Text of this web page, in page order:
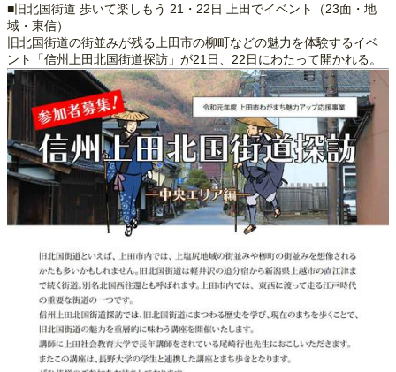
■旧北国街道 歩いて楽しもう 21・22日 上田でイベント（23面・地
域・東信）
旧北国街道の街並みが残る上田市の柳町などの魅力を体験するイベ
ント「信州上田北国街道探訪」が21日、22日にわたって開かれる。